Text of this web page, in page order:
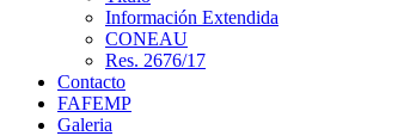
Información Extendida
CONEAU
Res. 2676/17
Contacto
FAFEMP
Galeria